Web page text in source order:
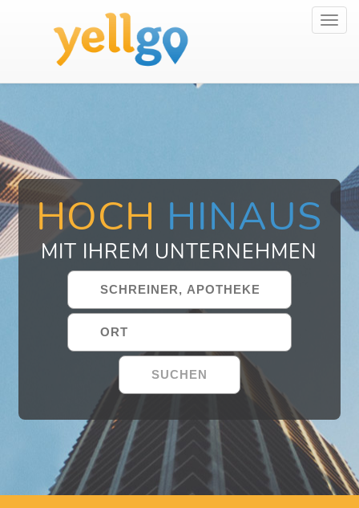
HOCH HINAUS
MIT IHREM UNTERNEHMEN